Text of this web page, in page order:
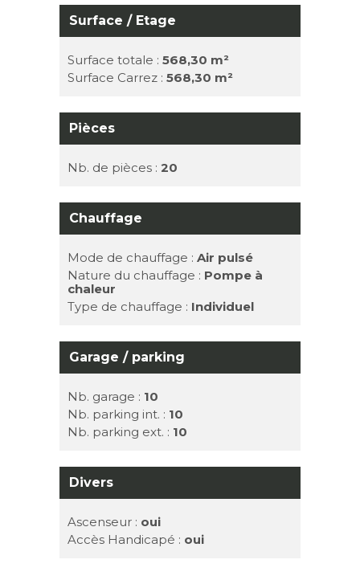
Surface / Etage
Surface totale :568,30 m²
Surface Carrez :568,30 m²
Pièces
Nb. de pièces :20
Chauffage
Mode de chauffage :Air pulsé
Nature du chauffage : Pompe à
chaleur
Type de chauffage : Individuel
Garage / parking
Nb. garage : 10
Nb. parking int. : 10
Nb. parking ext. : 10
Divers
Ascenseur : oui
Accès Handicapé : oui